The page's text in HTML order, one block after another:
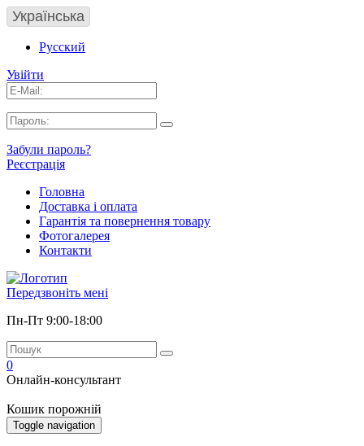
Українська
Русский
Увійти
Забули пароль?
Реєстрація
Головна
Доставка і оплата
Гарантія та повернення товару
Фотогалерея
Контакти
Передзвоніть мені
Пн-Пт 9:00-18:00
0
Онлайн-консультант
Кошик порожній
Toggle navigation